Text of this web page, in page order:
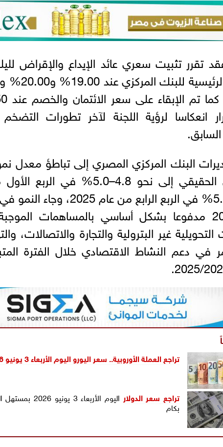
تقرر تثبيت سعري عائد الإيداع والإقراض
انعكاسا لرؤية اللجنة لآخر تطورات
البنك المركزي المصري إلى تباطؤ معدل
مقابل 5.3% في الربع الرابع من
عام 2025 مدفوعا بشكل أساسي بالمساهمات
التحويلية غير البترولية والتجارة والاتصالات،
في دعم النشاط الاقتصادي خلال الفترة
تراجع العملة الأوروبية.. سعر اليورو اليوم الأربعاء 3 يونيو 2026 في البنوك
تراجع سعر الدولار اليوم الأربعاء 3
بكام